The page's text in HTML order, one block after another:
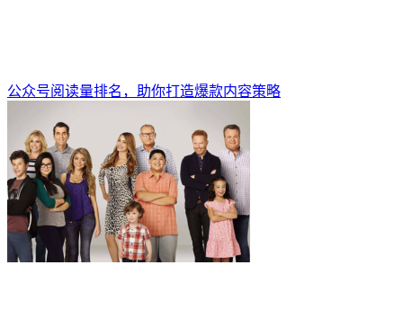
公众号阅读量排名，助你打造爆款内容策略